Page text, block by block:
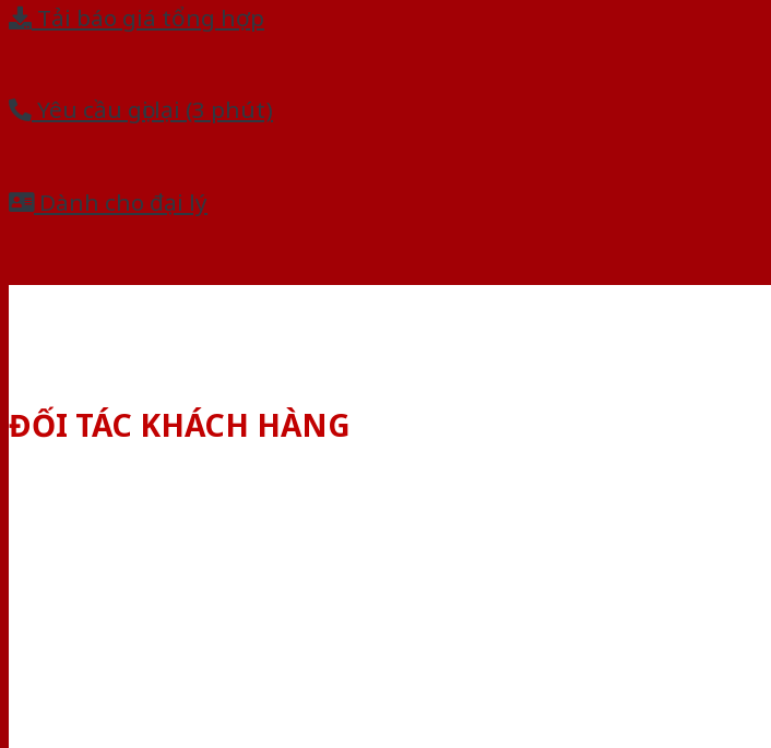
Tải báo giá tổng hợp
Yêu cầu gọi lại (3 phút)
Dành cho đại lý
ĐỐI TÁC KHÁCH HÀNG